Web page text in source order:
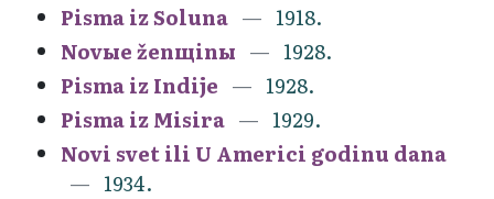
Pisma iz Soluna
1918.
Novыe ženщinы
1928.
Pisma iz Indije
1928.
Pisma iz Misira
1929.
Novi svet ili U Americi godinu dana
1934.